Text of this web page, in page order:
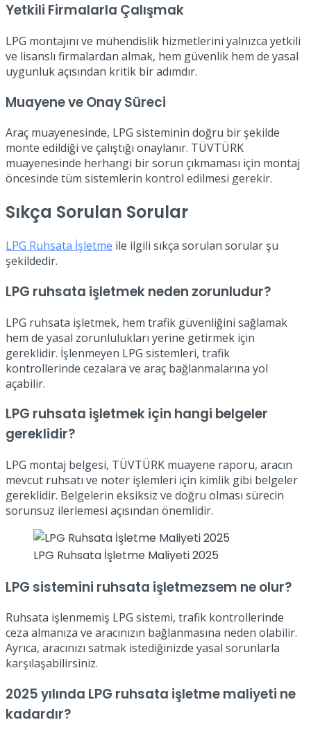
Yetkili Firmalarla Çalışmak
LPG montajını ve mühendislik hizmetlerini yalnızca yetkili
ve lisanslı firmalardan almak, hem güvenlik hem de yasal
uygunluk açısından kritik bir adımdır.
Muayene ve Onay Süreci
Araç muayenesinde, LPG sisteminin doğru bir şekilde
monte edildiği ve çalıştığı onaylanır. TÜVTÜRK
muayenesinde herhangi bir sorun çıkmaması için montaj
öncesinde tüm sistemlerin kontrol edilmesi gerekir.
Sıkça Sorulan Sorular
LPG Ruhsata İşletme ile ilgili sıkça sorulan sorular şu
şekildedir.
LPG ruhsata işletmek neden zorunludur?
LPG ruhsata işletmek, hem trafik güvenliğini sağlamak
hem de yasal zorunlulukları yerine getirmek için
gereklidir. İşlenmeyen LPG sistemleri, trafik
kontrollerinde cezalara ve araç bağlanmalarına yol
açabilir.
LPG ruhsata işletmek için hangi belgeler
gereklidir?
LPG montaj belgesi, TÜVTÜRK muayene raporu, aracın
mevcut ruhsatı ve noter işlemleri için kimlik gibi belgeler
gereklidir. Belgelerin eksiksiz ve doğru olması sürecin
sorunsuz ilerlemesi açısından önemlidir.
LPG Ruhsata İşletme Maliyeti 2025
LPG sistemini ruhsata işletmezsem ne olur?
Ruhsata işlenmemiş LPG sistemi, trafik kontrollerinde
ceza almanıza ve aracınızın bağlanmasına neden olabilir.
Ayrıca, aracınızı satmak istediğinizde yasal sorunlarla
karşılaşabilirsiniz.
2025 yılında LPG ruhsata işletme maliyeti ne
kadardır?